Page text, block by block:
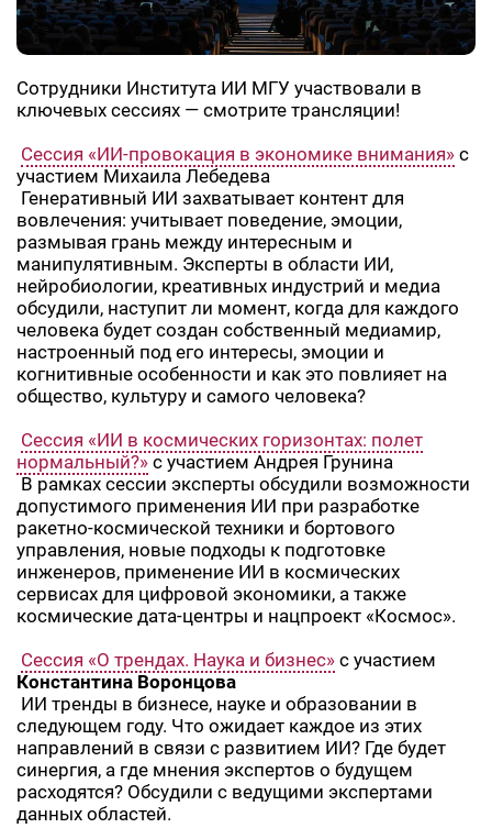
Сотрудники Института ИИ МГУ участвовали в
ключевых сессиях — смотрите трансляции!
Сессия «ИИ-провокация в экономике внимания» с
участием Михаила Лебедева
Генеративный ИИ захватывает контент для
вовлечения: учитывает поведение, эмоции,
размывая грань между интересным и
манипулятивным. Эксперты в области ИИ,
нейробиологии, креативных индустрий и медиа
обсудили, наступит ли момент, когда для каждого
человека будет создан собственный медиамир,
настроенный под его интересы, эмоции и
когнитивные особенности и как это повлияет на
общество, культуру и самого человека?
Сессия «ИИ в космических горизонтах: полет
нормальный?» с участием Андрея Грунина
В рамках сессии эксперты обсудили возможности
допустимого применения ИИ при разработке
ракетно-космической техники и бортового
управления, новые подходы к подготовке
инженеров, применение ИИ в космических
сервисах для цифровой экономики, а также
космические дата-центры и нацпроект «Космос».
Сессия «О трендах. Наука и бизнес» с участием
Константина Воронцова
ИИ тренды в бизнесе, науке и образовании в
следующем году. Что ожидает каждое из этих
направлений в связи с развитием ИИ? Где будет
синергия, а где мнения экспертов о будущем
расходятся? Обсудили с ведущими экспертами
данных областей.